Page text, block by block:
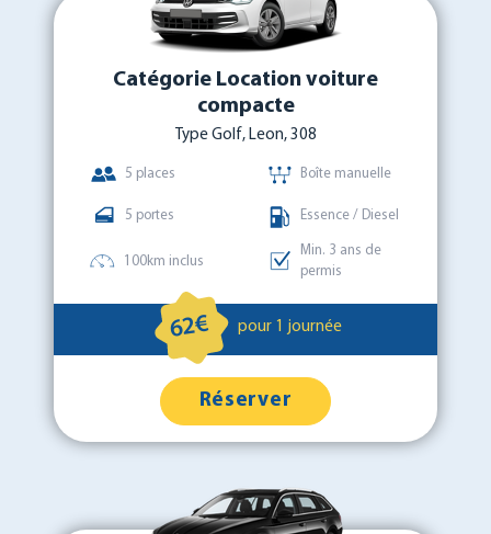
Catégorie Location voiture
compacte
Type Golf, Leon, 308
5 places Boîte manuelle
5 portes Essence / Diesel
100km inclus
Min. 3 ans de
permis
62€ pour 1 journée
Réserver